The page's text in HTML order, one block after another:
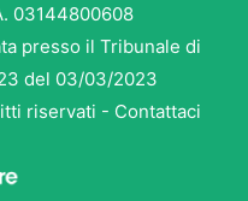
03144800608
presso il Tribunale di
del 03/03/2023
riservati - Contattaci